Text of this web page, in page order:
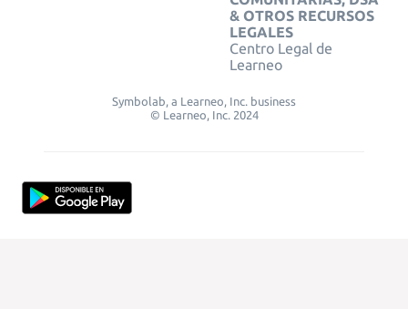
& OTROS RECURSOS
LEGALES
Centro Legal de
Learneo
Symbolab, a Learneo, Inc. business
© Learneo, Inc. 2024